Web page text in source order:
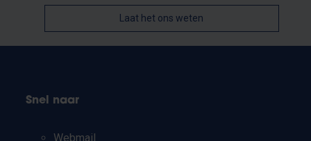
Laat het ons weten
Snel naar
Webmail